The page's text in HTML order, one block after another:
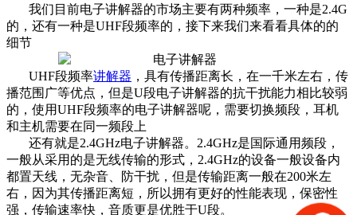
我们目前电子讲解器的市场主要有两种频率，一种是2.4G
的，还有一种是UHF段频率的，接下来我们来看看具体的的
细节
UHF段频率讲解器 ，具有传播距离长，在一千米左右，传
播范围广等优点，但是U段电子讲解器的抗干扰能力相比较弱
的，使用UHF段频率的电子讲解器呢，需要切换频段，耳机
和主机需要在同一频段上
还有就是2.4GHz电子讲解器。2.4GHz是国际通用频段，
一般从采用的是无线传输的形式，2.4GHz的设备一般设备内
都置天线，无杂音、防干扰，但是传输距离一般在200米左
右，因为其传播距离短，所以拥有更好的性能表现，保密性
强，传输速率快，音质更是优胜于U段。